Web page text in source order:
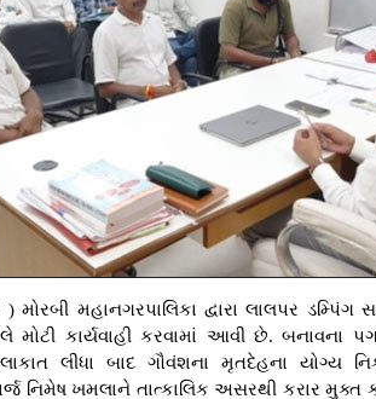
) મોરબી મહાનગરપાલિકા દ્વારા લાલપર
મોટી કાર્યવાહી કરવામાં આવી છે.
લીધા બાદ ગૌવંશના મૃતદેહના યોગ્ય
નિમેષ ખમલાને તાત્કાલિક અસરથી કરાર મુક્ત